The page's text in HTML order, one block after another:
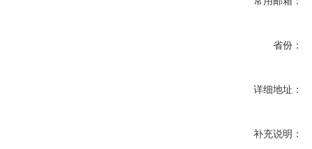
省份：
详细地址：
补充说明：